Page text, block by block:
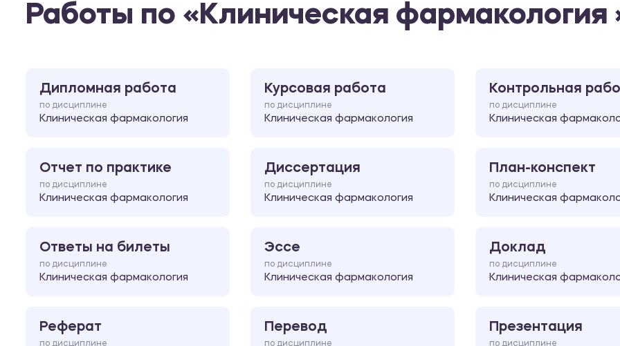
Работы по «Клиническая фармакология
Дипломная работа
по дисциплине
Клиническая фармакология
Курсовая работа
по дисциплине
Клиническая фармакология
Контрольная
по дисциплине
Клиническая
Отчет по практике
по дисциплине
Клиническая фармакология
Диссертация
по дисциплине
Клиническая фармакология
План-конспект
по дисциплине
Клиническая
Ответы на билеты
по дисциплине
Клиническая фармакология
Эссе
по дисциплине
Клиническая фармакология
Доклад
по дисциплине
Клиническая
Реферат
по дисциплине
Перевод
по дисциплине
Презентация
по дисциплине